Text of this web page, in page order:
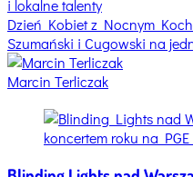
wpisu
i lokalne talenty
Dzień Kobiet z Nocnym
Szumański i Cugowski na
Marcin Terliczak